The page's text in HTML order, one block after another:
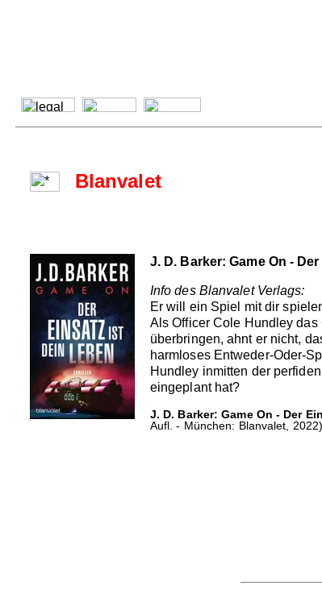
Blanvalet
J. D. Barker: Game On -
Info des Blanvalet Verlags:
Er will ein Spiel mit dir
Als Officer Cole Hundley
überbringen, ahnt er nicht,
harmloses Entweder-Oder-
Hundley inmitten der
eingeplant hat?
J. D. Barker: Game On - Der
Aufl. - München: Blanvalet,